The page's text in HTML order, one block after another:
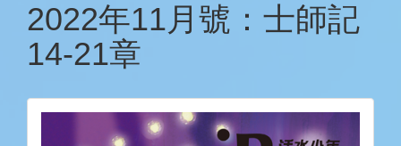
2022年11月號：士師記
14-21章